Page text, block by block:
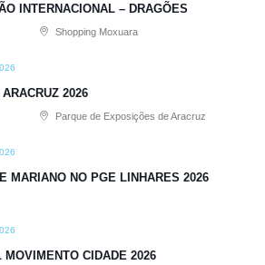
INTERNACIONAL – DRAGÕES
Shopping Moxuara
2026
Parque de Exposições de Aracruz
MARIANO NO PGE LINHARES 2026
MOVIMENTO CIDADE 2026